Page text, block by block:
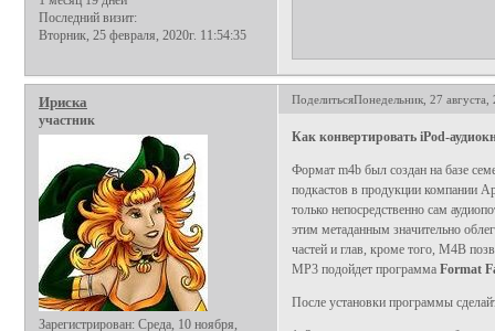
Последний визит:
Вторник, 25 февраля, 2020г. 11:54:35
ПоделитьсяПонедельник, 27
Ириска
участник
Зарегистрирован: Среда, 10 ноября,
Как конвертировать iPod-
Формат m4b был создан на базе
подкастов в продукции компании
только непосредственно сам
этим метаданным значительно
частей и глав, кроме того, M4B
MP3 подойдет программа Format
После установки программы